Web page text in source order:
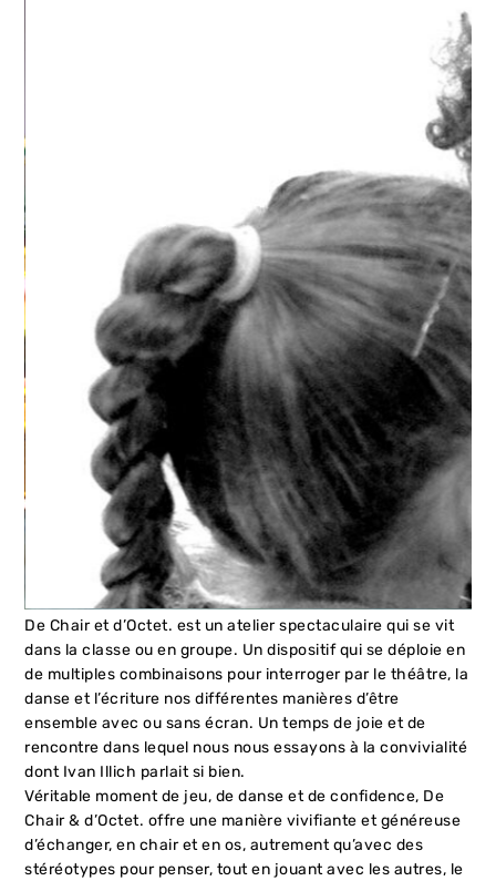
De Chair et d’Octet. est un atelier spectaculaire qui se vit
dans la classe ou en groupe. Un dispositif qui se déploie en
de multiples combinaisons pour interroger par le théâtre, la
danse et l’écriture nos différentes manières d’être
ensemble avec ou sans écran. Un temps de joie et de
rencontre dans lequel nous nous essayons à la convivialité
dont Ivan Illich parlait si bien.
Véritable moment de jeu, de danse et de confidence, De
Chair & d’Octet. offre une manière vivifiante et généreuse
d’échanger, en chair et en os, autrement qu’avec des
stéréotypes pour penser, tout en jouant avec les autres, le